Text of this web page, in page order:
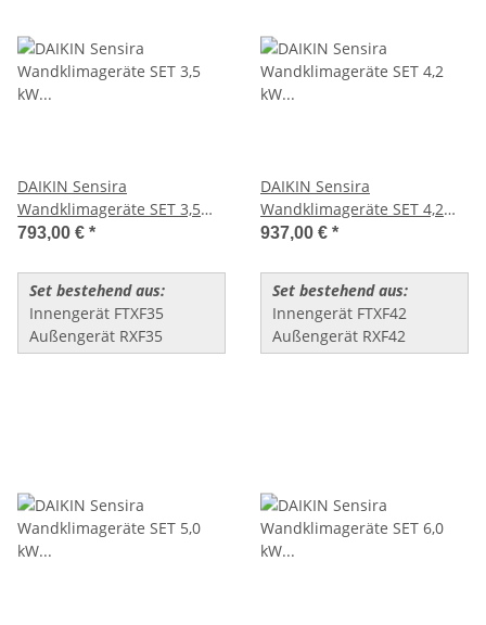
DAIKIN Sensira
Wandklimageräte SET 3,5
kW (FTXF35+RXF35)
793,00 € *
Set bestehend aus:
Innengerät FTXF35
Außengerät RXF35
DAIKIN Sensira
Wandklimageräte SET 4,2
kW (FTXF42+RXF42)
937,00 € *
Set bestehend aus:
Innengerät FTXF42
Außengerät RXF42